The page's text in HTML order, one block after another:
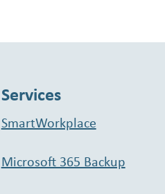
Services
SmartWorkplace
Microsoft 365 Backup